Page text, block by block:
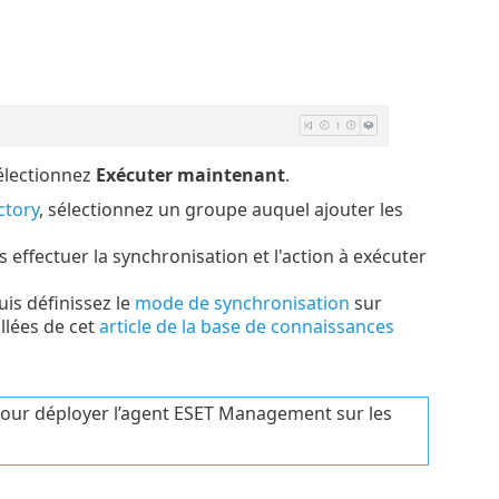
Exécuter maintenant.
, sélectionnez un groupe auquel ajouter les
effectuer la synchronisation et l'action à exécuter
définissez le mode de synchronisation sur
de cetarticle de la base de connaissances
déployer l’agent ESET Management sur les